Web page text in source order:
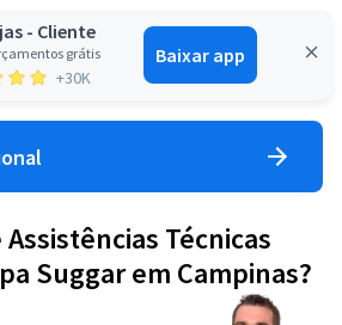
- Cliente
grátis
+30K
Baixar app
Entrar
Técnicas
Suggar em Campinas?